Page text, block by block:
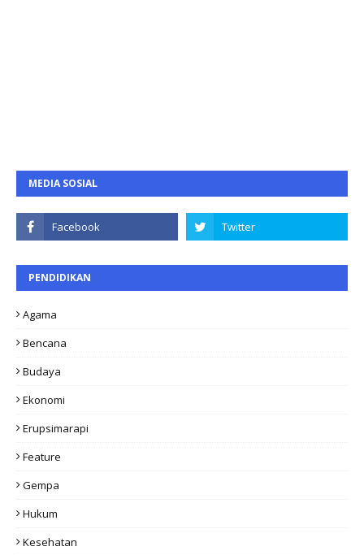
MEDIA SOSIAL
PENDIDIKAN
Agama
Bencana
Budaya
Ekonomi
Erupsimarapi
Feature
Gempa
Hukum
Kesehatan